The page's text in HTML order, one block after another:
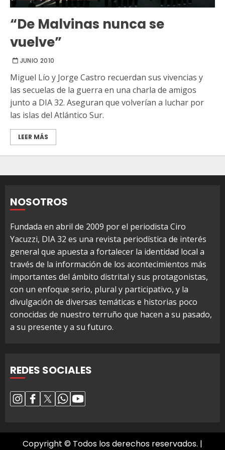
“De Malvinas nunca se
vuelve”
JUNIO 2010
Miguel Lío y Jorge Castro recuerdan sus vivencias y
las secuelas de la guerra en una charla de amigos
junto a DIA 32. Aseguran que volverían a luchar por
las islas del Atlántico Sur.
LEER MÁS
NOSOTROS
Fundada en abril de 2009 por el periodista Ciro
Yacuzzi, DIA 32 es una revista periodística de interés
general que apuesta a fortalecer la identidad local a
través de la información de los acontecimientos más
importantes del ámbito distrital y sus protagonistas,
con un enfoque serio, plural y participativo, y la
divulgación de diversas temáticas e historias poco
conocidas de nuestro terruño que hacen a su pasado,
a su presente y a su futuro.
REDES SOCIALES
Copyright © Todos los derechos reservados. |